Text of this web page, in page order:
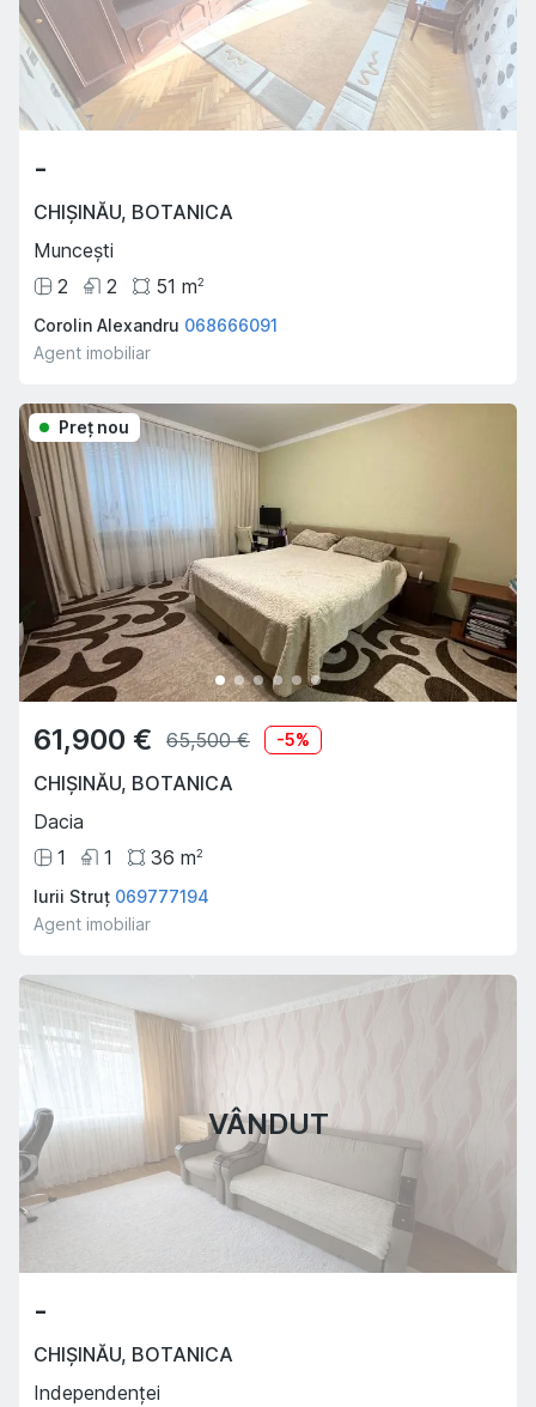
-
CHIȘINĂU, BOTANICA
Muncești
2
2 51 m2
Corolin Alexandru 068666091
Agent imobiliar
Preţ nou
61,900 € 65,500 € -5%
CHIȘINĂU, BOTANICA
Dacia
1
1 36 m2
Iurii Struț 069777194
Agent imobiliar
VÂNDUT
-
CHIȘINĂU, BOTANICA
Independenței